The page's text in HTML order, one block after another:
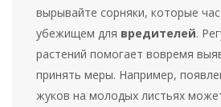
вырывайте сорняки, которые
убежищем для вредителей.
растений помогает вовремя
принять меры. Например,
жуков на молодых листьях